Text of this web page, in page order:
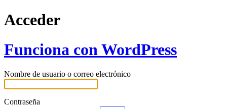
Acceder
Funciona con WordPress
Nombre de usuario o correo electrónico
Contraseña